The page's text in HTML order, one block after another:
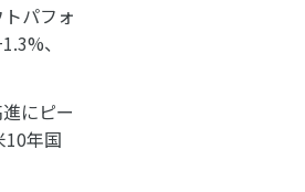
パフォ
、
にピー
10年国